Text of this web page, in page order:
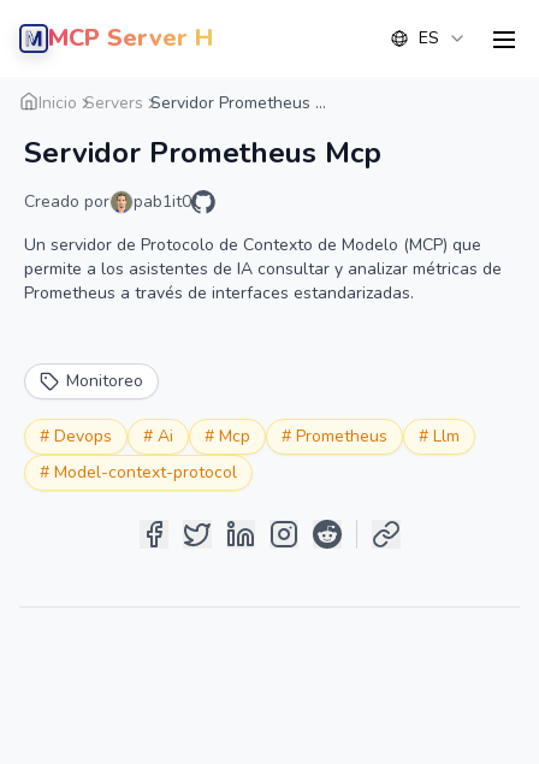
MCP Server Hub ES
Inicio Servers Servidor Prometheus ...
Servidor Prometheus Mcp
Creado por
pab1it0
Un servidor de Protocolo de Contexto de Modelo (MCP) que
permite a los asistentes de IA consultar y analizar métricas de
Prometheus a través de interfaces estandarizadas.
Monitoreo
# Devops # Ai # Mcp # Prometheus # Llm
# Model-context-protocol
Resumen Detalle